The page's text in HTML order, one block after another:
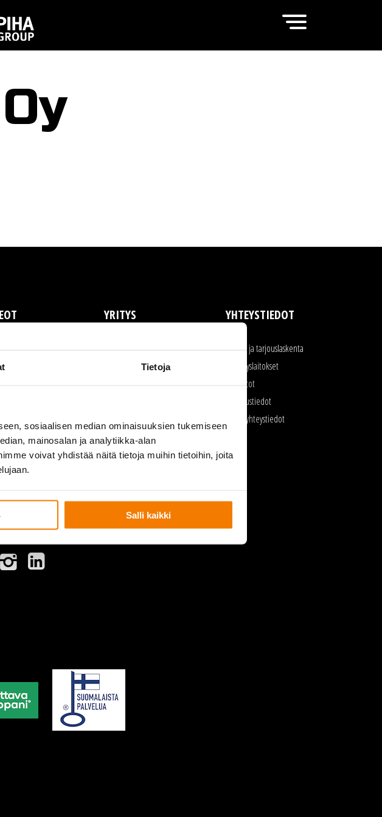
Tietoja
sosiaalisen median ominaisuuksien tukemiseen
mainosalan ja analytiikka-alan
voivat yhdistää näitä tietoja muihin tietoihin, joita
Salli kaikki
YRITYS
Laatu ja ympäristö
Ilmoittajansuojelu
YHTEYSTIEDOT
Myynti ja tarjouslaskenta
Kierrätyslaitokset
Toimistot
Laskutustiedot
Kaikki yhteystiedot